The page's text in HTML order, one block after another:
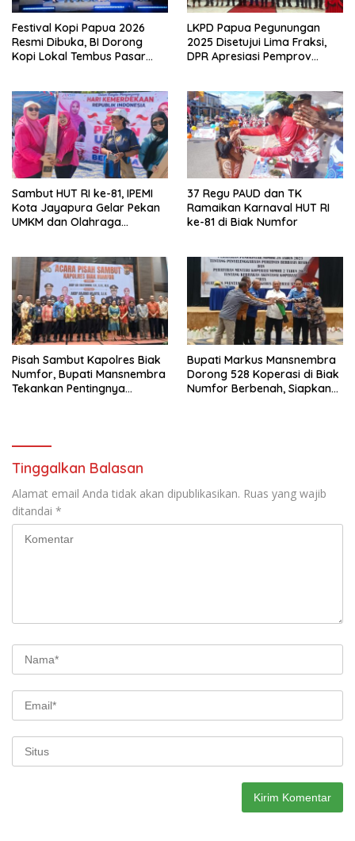
Festival Kopi Papua 2026
Resmi Dibuka, BI Dorong
Kopi Lokal Tembus Pasar
LKPD Papua Pegunungan
2025 Disetujui Lima Fraksi,
DPR Apresiasi Pemprov
Sambut HUT RI ke-81, IPEMI
Kota Jayapura Gelar Pekan
UMKM dan Olahraga
37 Regu PAUD dan TK
Ramaikan Karnaval HUT RI
ke-81 di Biak Numfor
Pisah Sambut Kapolres Biak
Numfor, Bupati Mansnembra
Tekankan Pentingnya
Bupati Markus Mansnembra
Dorong 528 Koperasi di Biak
Numfor Berbenah, Siapkan
Tinggalkan Balasan
Alamat email Anda tidak akan dipublikasikan. Ruas yang wajib
ditandai *